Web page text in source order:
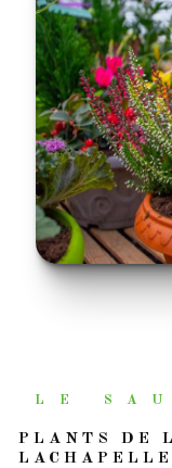
LE
PLANTS DE LÉGUMES À